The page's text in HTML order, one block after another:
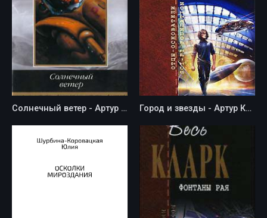
Солнечный ветер - Артур Кларк Город и звезды - Артур Кларк